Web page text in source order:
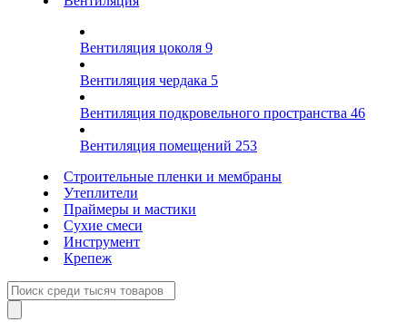
Вентиляция цоколя 9
Вентиляция чердака 5
Вентиляция подкровельного пространства 46
Вентиляция помещений 253
Строительные пленки и мембраны
Утеплители
Праймеры и мастики
Сухие смеси
Инструмент
Крепеж